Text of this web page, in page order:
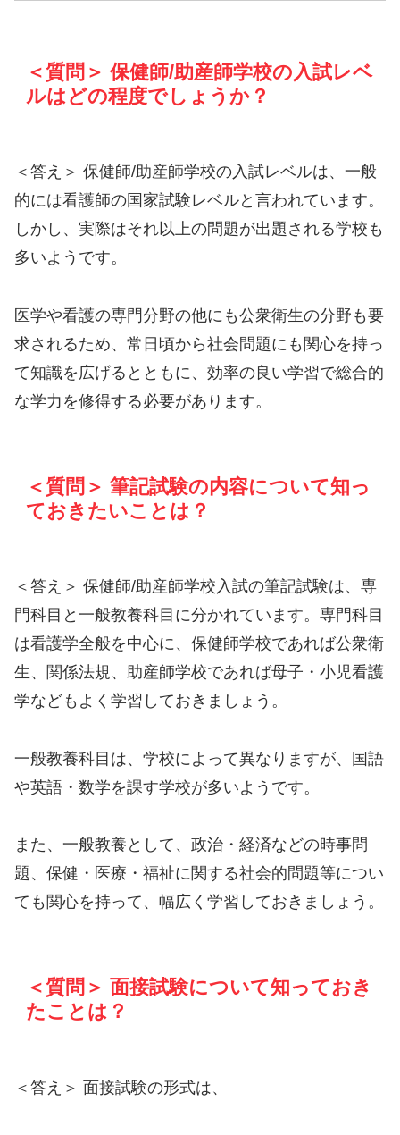
＜質問＞ 保健師/助産師学校の入試レベ
ルはどの程度でしょうか？
＜答え＞ 保健師/助産師学校の入試レベルは、一般
的には看護師の国家試験レベルと言われています。
しかし、実際はそれ以上の問題が出題される学校も
多いようです。
医学や看護の専門分野の他にも公衆衛生の分野も要
求されるため、常日頃から社会問題にも関心を持っ
て知識を広げるとともに、効率の良い学習で総合的
な学力を修得する必要があります。
＜質問＞ 筆記試験の内容について知っ
ておきたいことは？
＜答え＞ 保健師/助産師学校入試の筆記試験は、専
門科目と一般教養科目に分かれています。専門科目
は看護学全般を中心に、保健師学校であれば公衆衛
生、関係法規、助産師学校であれば母子・小児看護
学などもよく学習しておきましょう。
一般教養科目は、学校によって異なりますが、国語
や英語・数学を課す学校が多いようです。
また、一般教養として、政治・経済などの時事問
題、保健・医療・福祉に関する社会的問題等につい
ても関心を持って、幅広く学習しておきましょう。
＜質問＞ 面接試験について知っておき
たことは？
＜答え＞ 面接試験の形式は、